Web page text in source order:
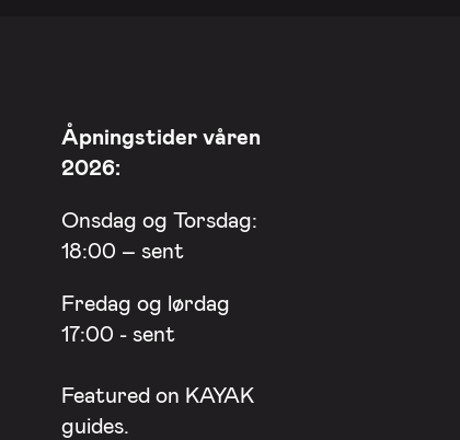
Åpningstider våren
2026:
Onsdag og Torsdag:
18:00 – sent
Fredag og lørdag
17:00 - sent
Featured on KAYAK
guides.